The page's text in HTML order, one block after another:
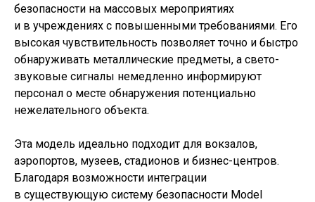
безопасности на массовых мероприятиях
и в учреждениях с повышенными требованиями. Его
высокая чувствительность позволяет точно и быстро
обнаруживать металлические предметы, а свето-
звуковые сигналы немедленно информируют
персонал о месте обнаружения потенциально
нежелательного объекта.
Эта модель идеально подходит для вокзалов,
аэропортов, музеев, стадионов и бизнес-центров.
Благодаря возможности интеграции
в существующую систему безопасности Model